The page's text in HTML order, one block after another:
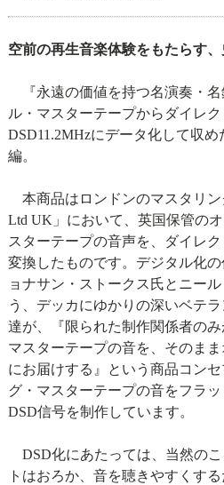
空前の再生音楽体験をもたらす
『永遠の価値を持つ名演奏・名
ル・マスターテープからダイレ
DSD11.2MHzにデータ化して収
編。
本商品はロンドンのマスタリン
Ltd UK」において、英国保管の
スターテープの音声を、ダイレ
変換したものです。デジタル化
ョナサン・ストークス氏とニー
う、デッカにゆかりの深いベテ
達が、『限られた制作関係者の
マスターテープの音を、そのま
にお届けする』という商品コン
グ・マスターテープの音をフラ
DSD信号を制作しています。
DSD化にあたっては、当然の
トはおろか、音を聴きやすくす